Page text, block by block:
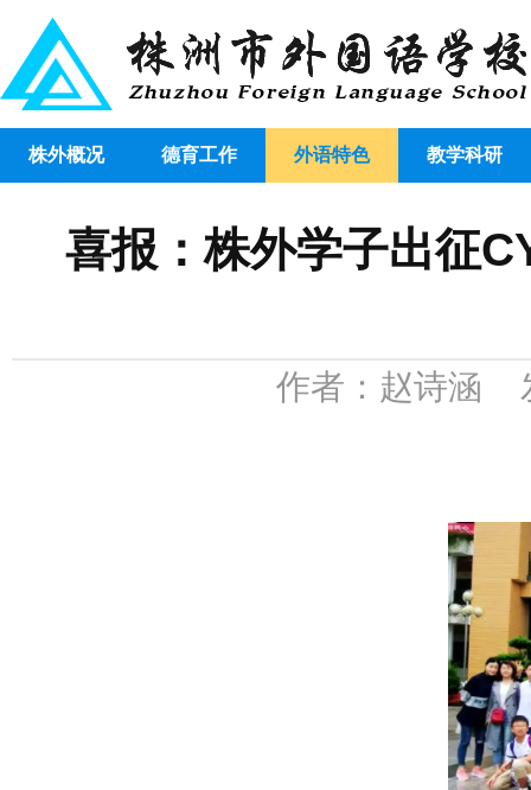
株外概况 德育工作 外语特色 教学科研
喜报：株外学子出征
作者：赵诗涵